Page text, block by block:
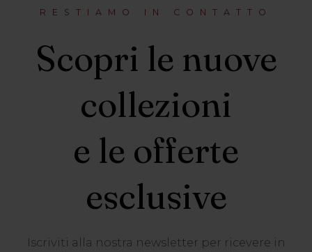
RESTIAMO IN CONTATTO
Scopri le nuove
collezioni
e le offerte
esclusive
Iscriviti alla nostra newsletter per ricevere in